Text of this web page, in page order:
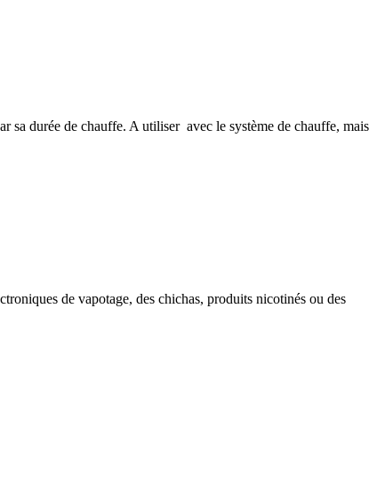
sa durée de chauffe. A utiliser avec le système de chauffe, mais
de vapotage, des chichas, produits nicotinés ou des